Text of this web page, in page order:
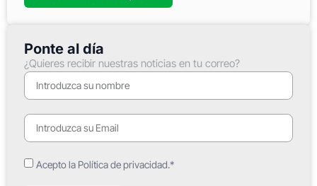
Ponte al día
¿Quieres recibir nuestras noticias en tu correo?
Acepto la Política de privacidad.*